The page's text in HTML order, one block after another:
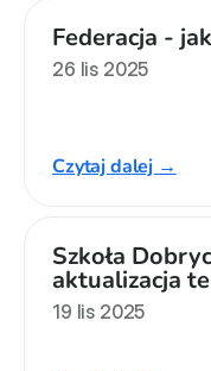
Federacja -
26 lis 2025
Czytaj dalej →
Szkoła
aktualizacja
19 lis 2025